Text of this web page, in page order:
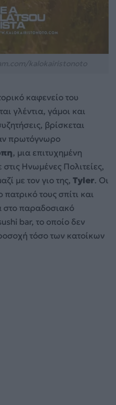
καφενείο του
γλέντια, γάμοι και
βρίσκεται
πρωτόγνωρο
, μια επιτυχημένη
Ηνωμένες Πολιτείες,
με τον γιο της, Tyler. Οι
πατρικό τους σπίτι και
στο παραδοσιακό
bar, το οποίο δεν
τόσο των κατοίκων